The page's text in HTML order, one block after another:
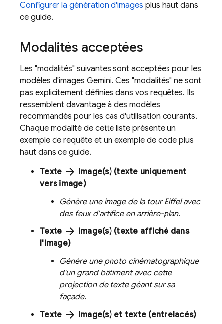
Configurer la génération d'images plus haut dans
ce guide.
Modalités acceptées
Les "modalités" suivantes sont acceptées pour les
modèles d'images Gemini. Ces "modalités" ne sont
pas explicitement définies dans vos requêtes. Ils
ressemblent davantage à des modèles
recommandés pour les cas d'utilisation courants.
Chaque modalité de cette liste présente un
exemple de requête et un exemple de code plus
haut dans ce guide.
Texte arrow_forward Image(s) (texte uniquement
vers image)
Génère une image de la tour Eiffel avec
des feux d'artifice en arrière-plan.
Texte arrow_forward Image(s) (texte affiché dans
l'image)
Génère une photo cinématographique
d'un grand bâtiment avec cette
projection de texte géant sur sa
façade.
Texte arrow_forward Image(s) et texte (entrelacés)